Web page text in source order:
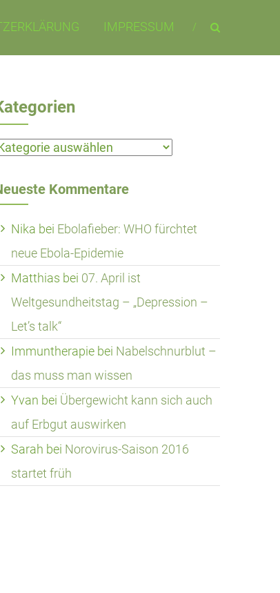
IMPRESSUM
Kommentare
Nika bei Ebolafieber: WHO fürchtet
neue Ebola-Epidemie
Matthias bei 07. April ist
Weltgesundheitstag – „Depression –
Let’s talk“
Immuntherapie bei Nabelschnurblut –
das muss man wissen
Yvan bei Übergewicht kann sich auch
auf Erbgut auswirken
Sarah bei Norovirus-Saison 2016
startet früh